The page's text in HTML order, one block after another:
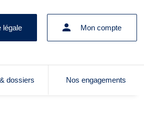
légale Mon compte
dossiers Nos engagements